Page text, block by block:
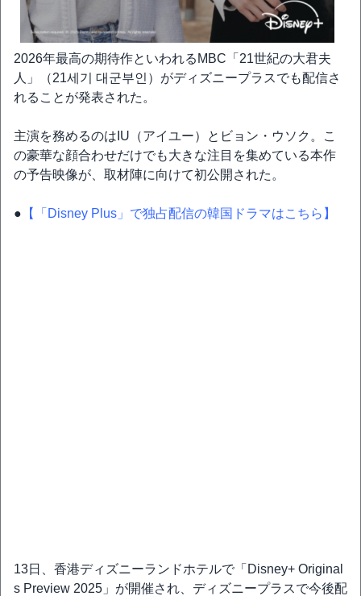
2026年最高の期待作といわれるMBC「21世紀の大君夫
人」（21세기 대군부인）がディズニープラスでも配信さ
れることが発表された。
主演を務めるのはIU（アイユー）とビョン・ウソク。こ
の豪華な顔合わせだけでも大きな注目を集めている本作
の予告映像が、取材陣に向けて初公開された。
● 【「Disney Plus」で独占配信の韓国ドラマはこちら】
13日、香港ディズニーランドホテルで「Disney+ Original
s Preview 2025」が開催され、ディズニープラスで今後配